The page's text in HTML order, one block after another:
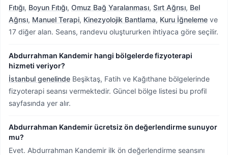
Fıtığı, Boyun Fıtığı, Omuz Bağ Yaralanması, Sırt Ağrısı, Bel
Ağrısı, Manuel Terapi, Kinezyolojik Bantlama, Kuru İğneleme ve
17 diğer alan. Seans, randevu oluştururken ihtiyaca göre seçilir.
Abdurrahman Kandemir hangi bölgelerde fizyoterapi
hizmeti veriyor?
İstanbul genelinde Beşiktaş, Fatih ve Kağıthane bölgelerinde
fizyoterapi seansı vermektedir. Güncel bölge listesi bu profil
sayfasında yer alır.
Abdurrahman Kandemir ücretsiz ön değerlendirme sunuyor
mu?
Evet. Abdurrahman Kandemir ilk ön değerlendirme seansını